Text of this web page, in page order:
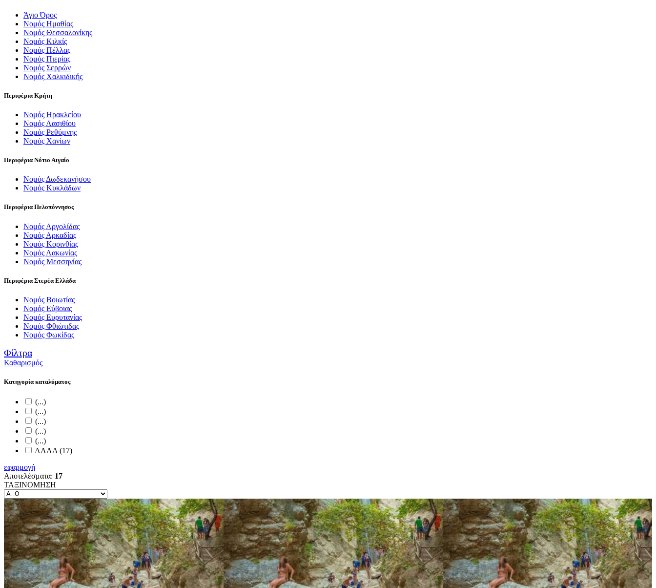
Άγιο Όρος
Νομός Ημαθίας
Νομός Θεσσαλονίκης
Νομός Κιλκίς
Νομός Πέλλας
Νομός Πιερίας
Νομός Σερρών
Νομός Χαλκιδικής
Περιφέρια Κρήτη
Νομός Ηρακλείου
Νομός Λασιθίου
Νομός Ρεθύμνης
Νομός Χανίων
Περιφέρια Νότιο Αιγαίο
Νομός Δωδεκανήσου
Νομός Κυκλάδων
Περιφέρια Πελοπόννησος
Νομός Αργολίδας
Νομός Αρκαδίας
Νομός Κορινθίας
Νομός Λακωνίας
Νομός Μεσσηνίας
Περιφέρια Στερέα Ελλάδα
Νομός Βοιωτίας
Νομός Εύβοιας
Νομός Ευρυτανίας
Νομός Φθιώτιδας
Νομός Φωκίδας
Φίλτρα
Καθαρισμός
Κατηγορία καταλύματος
(...)
(...)
(...)
(...)
(...)
ΑΛΛΑ (17)
εφαρμογή
Αποτελέσματα: 17
ΤΑΞΙΝΟΜΗΣΗ